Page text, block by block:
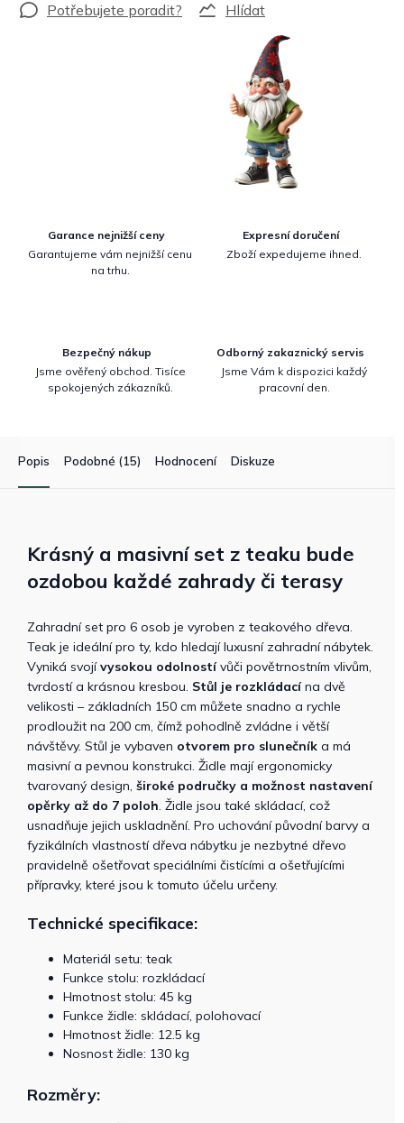
Hlídat
Garance nejnižší ceny
Garantujeme vám nejnižší cenu
na trhu.
Expresní doručení
Zboží expedujeme ihned.
Bezpečný nákup
Jsme ověřený obchod. Tisíce
spokojených zákazníků.
Odborný zakaznický servis
Jsme Vám k dispozici každý
pracovní den.
Popis Podobné (15) Hodnocení Diskuze
Krásný a masivní set z teaku bude
ozdobou každé zahrady či terasy
Zahradní set pro 6 osob je vyroben z teakového dřeva.
Teak je ideální pro ty, kdo hledají luxusní zahradní nábytek.
Vyniká svojívysokou odolnostívůči povětrnostním vlivům,
tvrdostí a krásnou kresbou. Stůl je rozkládacína dvě
velikosti – základních 150 cm můžete snadno a rychle
prodloužit na 200 cm, čímž pohodlně zvládne i větší
návštěvy. Stůl je vybaven otvorem pro slunečník a má
masivní a pevnou konstrukci. Židle mají ergonomicky
tvarovaný design, široké područky a možnost nastavení
opěrky až do 7 poloh. Židle jsou také skládací, což
usnadňuje jejich uskladnění. Pro uchování původní barvy a
fyzikálních vlastností dřeva nábytku je nezbytné dřevo
pravidelně ošetřovat speciálními čistícími a ošetřujícími
přípravky, které jsou k tomuto účelu určeny.
Technické specifikace:
Materiál setu: teak
Funkce stolu: rozkládací
Hmotnost stolu: 45 kg
Funkce židle: skládací, polohovací
Hmotnost židle: 12.5 kg
Nosnost židle: 130 kg
Rozměry: